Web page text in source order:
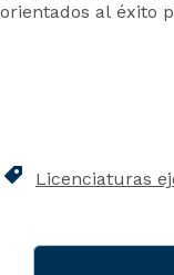
orientados al éxito
Licenciaturas